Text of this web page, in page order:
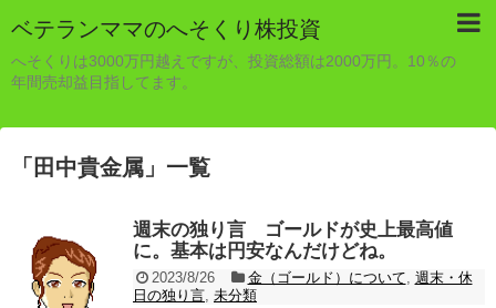
ベテランママのへそくり株投資
へそくりは3000万円越えですが、投資総額は2000万円。10％の
年間売却益目指してます。
「 田中貴金属 」 一覧
週末の独り言 ゴールドが史上最高値
に。基本は円安なんだけどね。
2023/8/26 金（ゴールド）について 週末・休
日の独り言 未分類